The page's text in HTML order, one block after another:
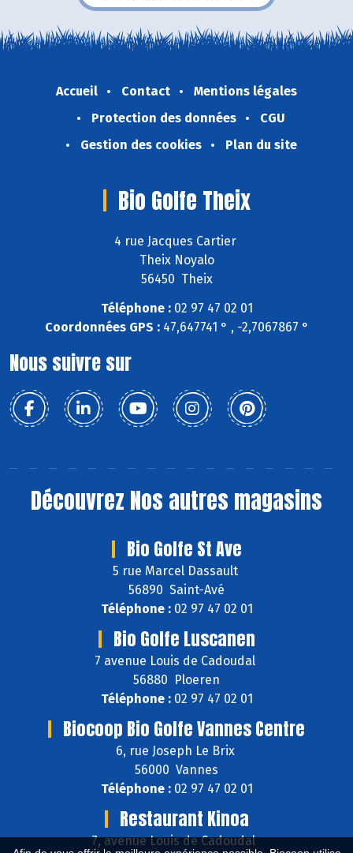
Accueil Contact
Mentions légales
Protection des données
CGU
Gestion des cookies
Plan du site
Bio Golfe Theix
4 rue Jacques Cartier
Theix Noyalo
56450 Theix
Téléphone :02 97 47 02 01
Coordonnées GPS :47,647741 ° , -2,7067867 °
Nous suivre sur
Découvrez Nos autres magasins
Bio Golfe St Ave
5 rue Marcel Dassault
56890 Saint-Avé
Téléphone :02 97 47 02 01
Bio Golfe Luscanen
7 avenue Louis de Cadoudal
56880 Ploeren
Téléphone :02 97 47 02 01
Biocoop Bio Golfe Vannes Centre
6, rue Joseph Le Brix
56000 Vannes
Téléphone :02 97 47 02 01
Restaurant Kinoa
7, avenue Louis de Cadoudal